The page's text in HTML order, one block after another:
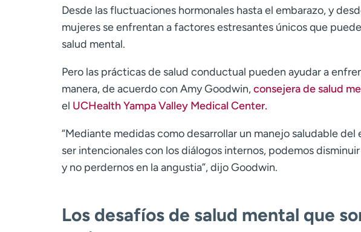
Desde las fluctuaciones hormonales hasta el embarazo, y
mujeres se enfrentan a factores estresantes únicos que
salud mental.
Pero las prácticas de salud conductual pueden ayudar a
manera, de acuerdo con Amy Goodwin,consejera de salud
el UCHealth Yampa Valley Medical Center.
“Mediante medidas como desarrollar un manejo saludable
ser intencionales con los diálogos internos, podemos
y no perdernos en la angustia”, dijo Goodwin.
Los desafíos de salud mental que